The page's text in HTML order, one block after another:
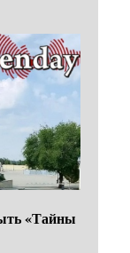
«Тайны